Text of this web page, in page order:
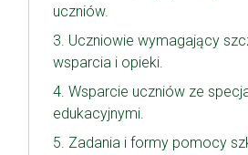
uczniów.
3. Uczniowie wymagający
wsparcia i opieki.
4. Wsparcie uczniów ze
edukacyjnymi.
5. Zadania i formy pomocy